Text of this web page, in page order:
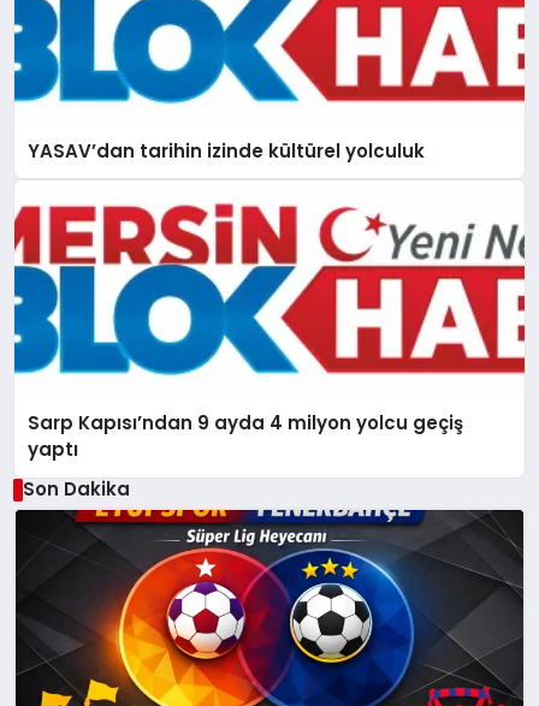
YASAV’dan tarihin izinde kültürel yolculuk
Sarp Kapısı’ndan 9 ayda 4 milyon yolcu geçiş
yaptı
Son Dakika